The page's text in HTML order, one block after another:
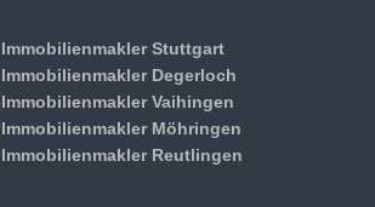
Immobilienmakler Stuttgart
Immobilienmakler Degerloch
Immobilienmakler Vaihingen
Immobilienmakler Möhringen
Immobilienmakler Reutlingen